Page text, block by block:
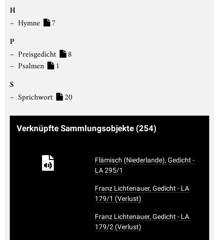
H
Hymne 7
P
Preisgedicht
8
Psalmen
1
S
Sprichwort 20
Verknüpfte Sammlungsobjekte (254)
Flämisch (Niederlande), Gedicht -
LA 295/1
Franz Lichtenauer, Gedicht - LA
179/1 (Verlust)
Franz Lichtenauer, Gedicht - LA
179/2 (Verlust)